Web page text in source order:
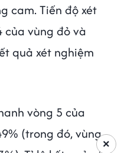
cam. Tiến độ xét
của vùng đỏ và
quả xét nghiệm
vòng 5 của
(trong đó, vùng
×